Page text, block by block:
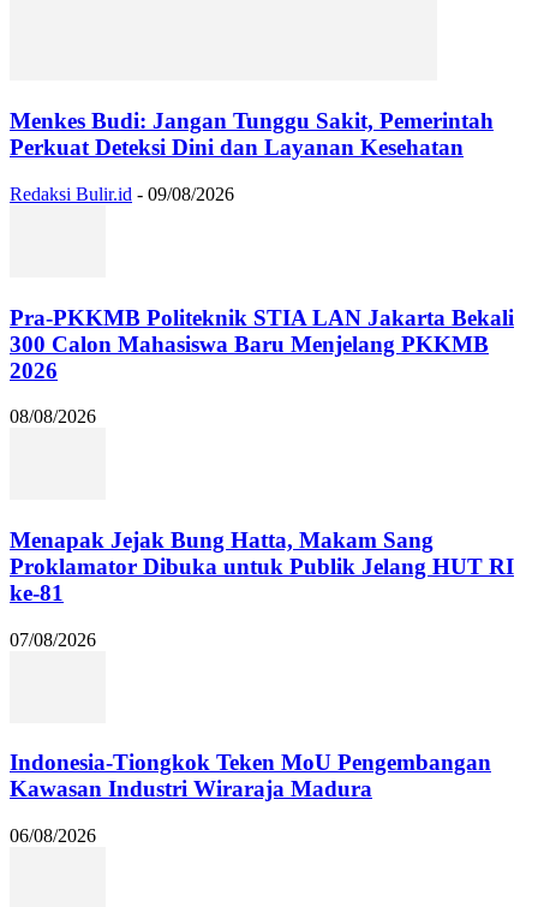
Menkes Budi: Jangan Tunggu Sakit, Pemerintah
Perkuat Deteksi Dini dan Layanan Kesehatan
Redaksi Bulir.id - 09/08/2026
Pra-PKKMB Politeknik STIA LAN Jakarta Bekali
300 Calon Mahasiswa Baru Menjelang PKKMB
2026
08/08/2026
Menapak Jejak Bung Hatta, Makam Sang
Proklamator Dibuka untuk Publik Jelang HUT RI
ke-81
07/08/2026
Indonesia-Tiongkok Teken MoU Pengembangan
Kawasan Industri Wiraraja Madura
06/08/2026